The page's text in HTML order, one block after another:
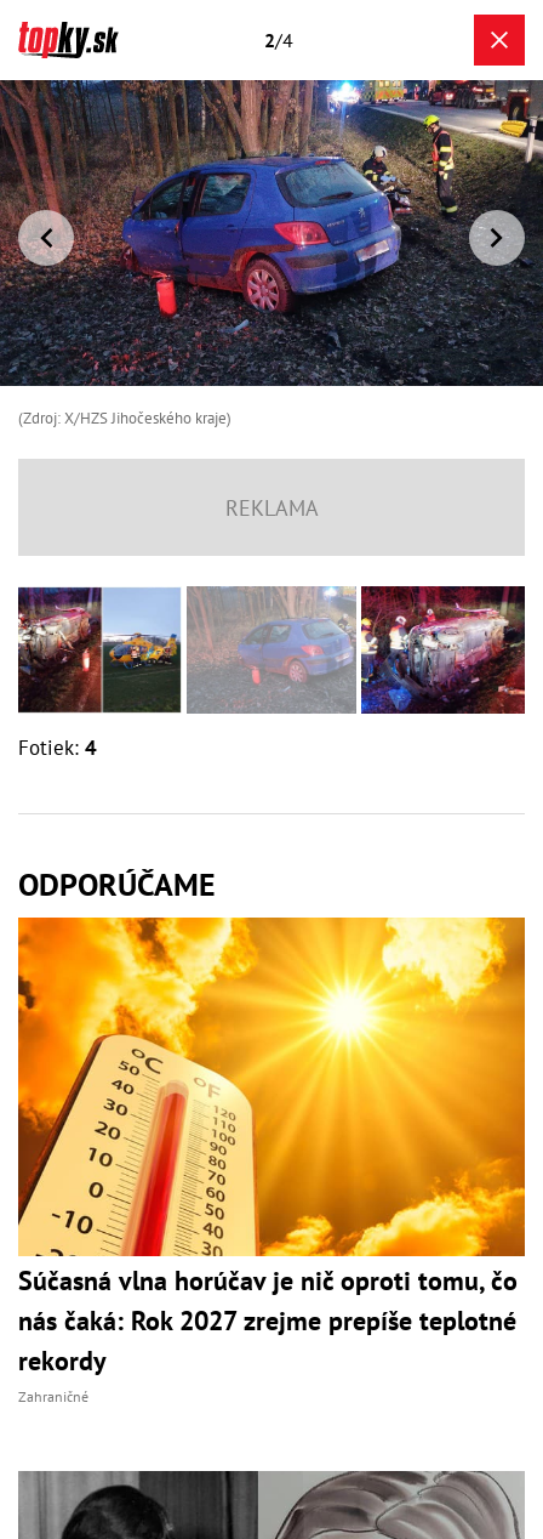
2/4
(Zdroj: X/HZS Jihočeského kraje)
Fotiek: 4
ODPORÚČAME
Súčasná vlna horúčav je nič oproti tomu, čo
nás čaká: Rok 2027 zrejme prepíše teplotné
rekordy
Zahraničné